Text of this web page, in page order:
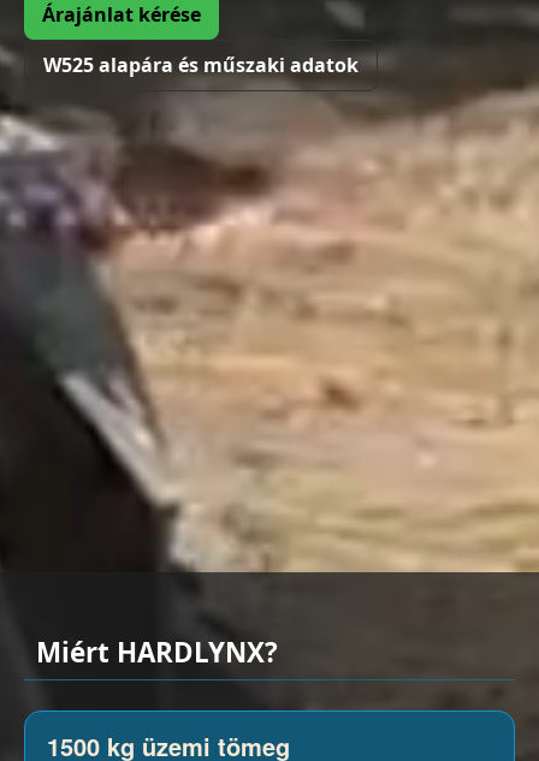
Árajánlat kérése
W525 alapára és műszaki adatok
Miért HARDLYNX?
1500 kg üzemi tömeg